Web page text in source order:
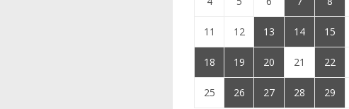
11 12 13 14 15
18 19 20 21 22
25 26 27 28 29